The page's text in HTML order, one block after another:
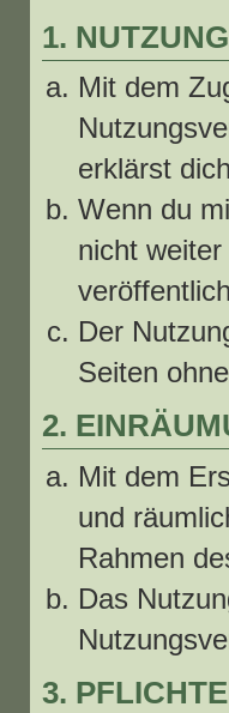
1.
Mit dem
erklärst
Wenn du
nicht
Der
Seiten
2.
Mit dem
und
Rahmen
Das
3.